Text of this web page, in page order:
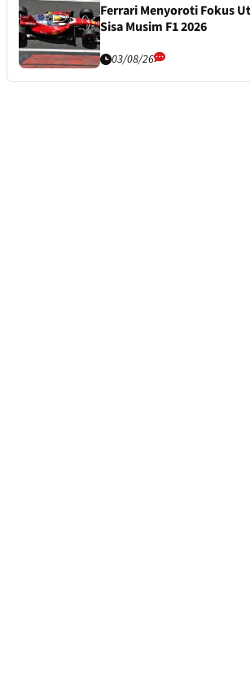
Ferrari Menyoroti Fokus
Sisa Musim F1 2026
03/08/26